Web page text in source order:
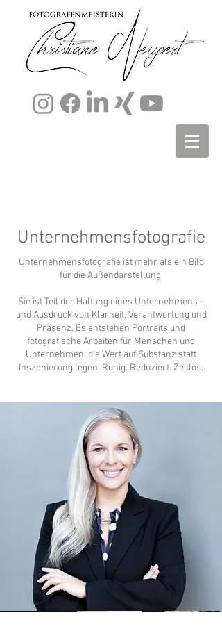
Unternehmensfotografie​
Unternehmensfotografie ist mehr als ein Bild
für die Außendarstellung.
Sie ist Teil der Haltung eines Unternehmens –
und Ausdruck von Klarheit, Verantwortung und
Präsenz. Es entstehen Portraits und
fotografische Arbeiten für Menschen und
Unternehmen, die Wert auf Substanz statt
Inszenierung legen. Ruhig. Reduziert. Zeitlos.